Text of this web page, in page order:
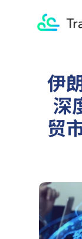
伊
深
贸